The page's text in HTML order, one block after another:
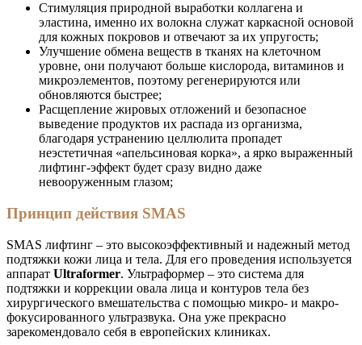
Стимуляция природной выработки коллагена и
эластина, именно их волокна служат каркасной основой
для кожных покровов и отвечают за их упругость;
Улучшение обмена веществ в тканях на клеточном
уровне, они получают больше кислорода, витаминов и
микроэлементов, поэтому регенерируются или
обновляются быстрее;
Расщепление жировых отложений и безопасное
выведение продуктов их распада из организма,
благодаря устранению целлюлита пропадет
неэстетичная «апельсиновая корка», а ярко выраженный
лифтинг-эффект будет сразу видно даже
невооруженным глазом;
Принцип действия SMAS
SMAS лифтинг – это высокоэффективный и надежный метод
подтяжки кожи лица и тела. Для его проведения используется
аппарат Ultraformer. Ультраформер – это система для
подтяжки и коррекции овала лица и контуров тела без
хирургического вмешательства с помощью микро- и макро-
фокусированного ультразвука. Она уже прекрасно
зарекомендовало себя в европейских клиниках.